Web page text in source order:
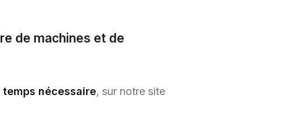
de machines et de
nécessaire, sur notre site